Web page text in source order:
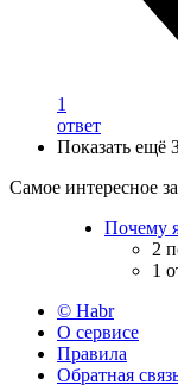
1
ответ
Показать ещё
Самое интересное
Почему
2
1
© Habr
О сервисе
Правила
Обратная